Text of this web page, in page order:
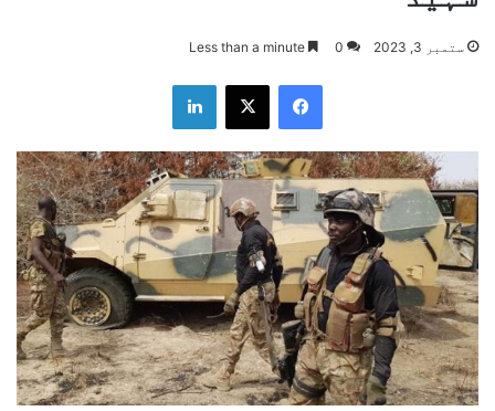
ستمبر 3, 2023 0